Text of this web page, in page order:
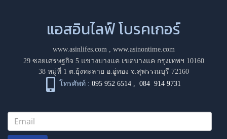
แอสอินไลฟ์ โบรคเกอร์
www.asinlifes.com, www.asinontime.com
29 ซอยเศรษฐกิจ 5 แขวงบางแค เขตบางแค กรุงเทพฯ 10160
38 หมู่ที่ 1 ต.ยุ้งทะลาย อ.อู่ทอง จ.สุพรรณบุรี 72160
โทรศัพท์ : 095 952 6514 ,084 914 9731